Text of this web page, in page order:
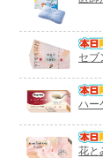
セブ
ハー
花と